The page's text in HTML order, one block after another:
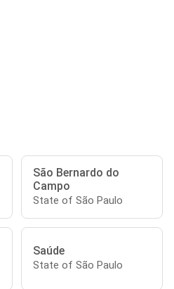
São Bernardo do
Campo
State of São Paulo
Saúde
State of São Paulo